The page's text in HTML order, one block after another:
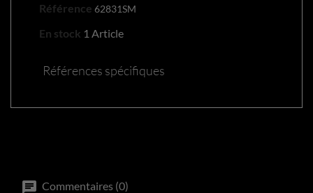
Référence 62831SM
En stock 1 Article
Références spécifiques
Commentaires (0)